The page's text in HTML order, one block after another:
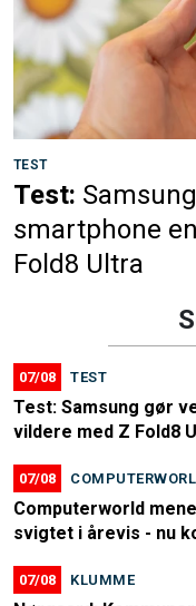
TEST
Test:
smartphone
Fold8 Ultra
07/08 TEST
Test: Samsung gør
vildere med Z Fold8
07/08
Computerworld
svigtet i årevis - nu
07/08 KLUMME